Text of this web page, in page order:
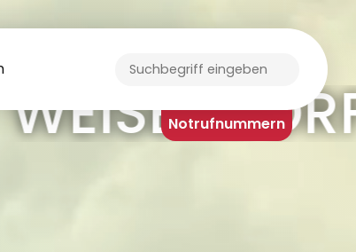
Notrufnummern